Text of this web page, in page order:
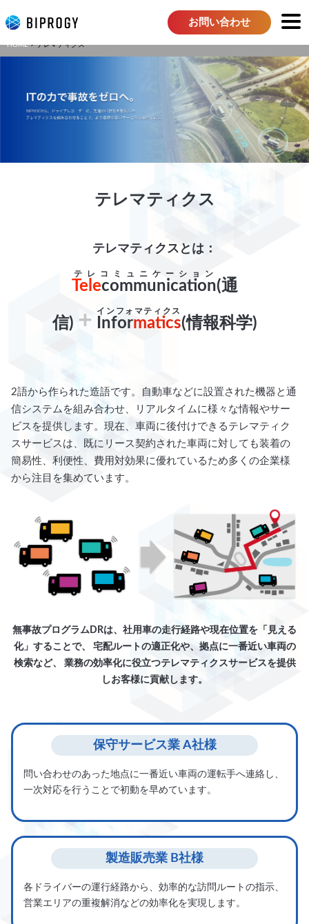
お問い合わせ
HOME テレマティクス
テレマティクス
テレマティクスとは：
Telecommunication
テレコミュニケーション
(通
信) + Informatics
インフォマティクス
(情報科学)
2語から作られた造語です。自動車などに設置された機器と通
信システムを組み合わせ、リアルタイムに様々な情報やサー
ビスを提供します。現在、車両に後付けできるテレマティク
スサービスは、既にリース契約された車両に対しても装着の
簡易性、利便性、費用対効果に優れているため多くの企業様
から注目を集めています。
無事故プログラムDRは、社用車の走行経路や現在位置を「見える
化」することで、
検索など、
しお客様に貢献します。
保守サービス業 A社様
問い合わせのあった地点に一番近い車両の運転手へ連絡し、
一次対応を行うことで初動を早めています。
製造販売業 B社様
各ドライバーの運行経路から、効率的な訪問ルートの指示、
営業エリアの重複解消などの効率化を実現します。